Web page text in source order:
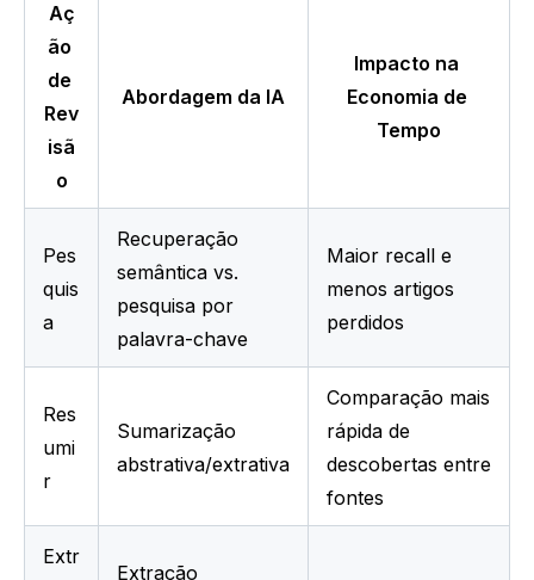
Aç
ão
de
Rev
isã
o
Abordagem da IA
Impacto na
Economia de
Tempo
Pes
quis
a
Recuperação
semântica vs.
pesquisa por
palavra-chave
Maior recall e
menos artigos
perdidos
Res
umi
r
Sumarização
abstrativa/extrativa
Comparação mais
rápida de
descobertas entre
fontes
Extr
Extração